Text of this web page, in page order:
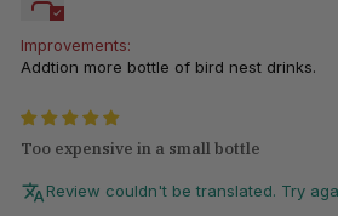
Improvements:
Addtion more bottle of bird nest drinks.
Too expensive in a small bottle
Review couldn't be translated. Try